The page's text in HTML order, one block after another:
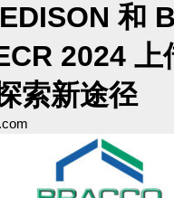
和
2024 上
索新途径